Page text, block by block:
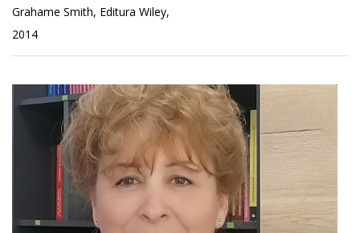
Grahame Smith, Editura Wiley,
2014